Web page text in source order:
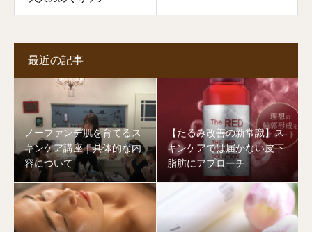
最近の記事
ノーファンデ肌を育てるス
キンケア講座｜具体的な内
容について
【たるみ改善の新常識】ス
キンケアでは届かない皮下
脂肪にアプローチ